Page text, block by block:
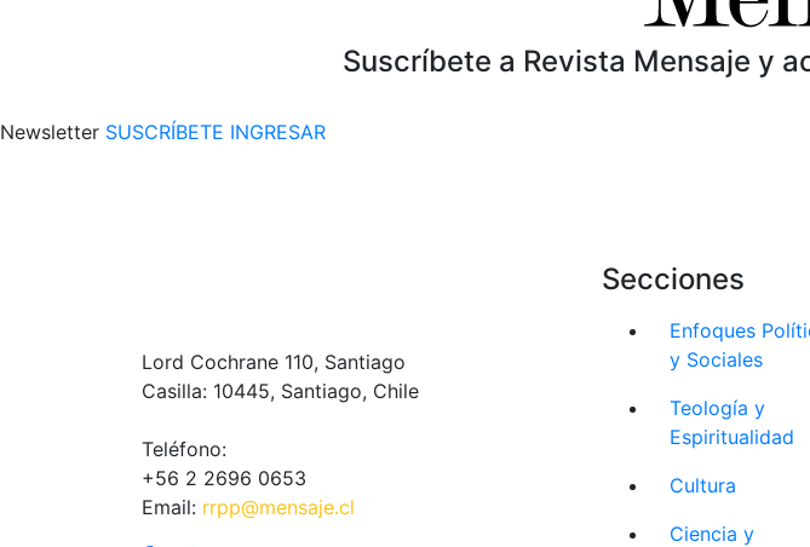
Suscríbete a Revista Mensaje y
Newsletter SUSCRÍBETE INGRESAR
Lord Cochrane 110, Santiago
Casilla: 10445, Santiago, Chile
Teléfono:
+56 2 2696 0653
Email: rrpp@mensaje.cl
Secciones
Enfoques
y Sociales
Teología y
Espiritualidad
Cultura
Ciencia y